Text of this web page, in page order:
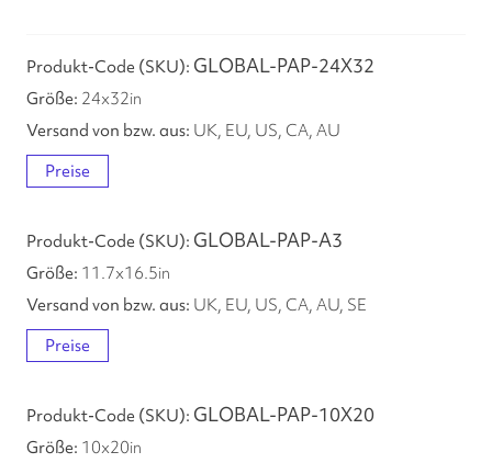
GLOBAL-PAP-24X32
24x32in
UK, EU, US, CA, AU
Preise
GLOBAL-PAP-A3
11.7x16.5in
UK, EU, US, CA, AU, SE
Preise
GLOBAL-PAP-10X20
10x20in